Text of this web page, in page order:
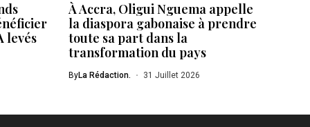
levés
À Accra, Oligui Nguema appelle
la diaspora gabonaise à prendre
toute sa part dans la
transformation du pays
ByLa Rédaction. 31 Juillet 2026